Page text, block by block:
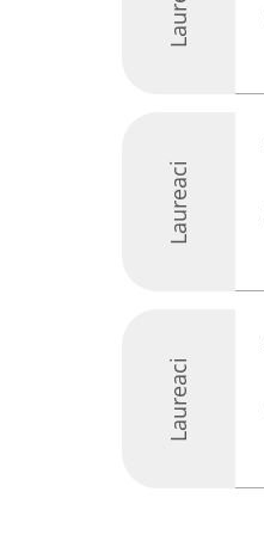
Laureaci
Laureaci